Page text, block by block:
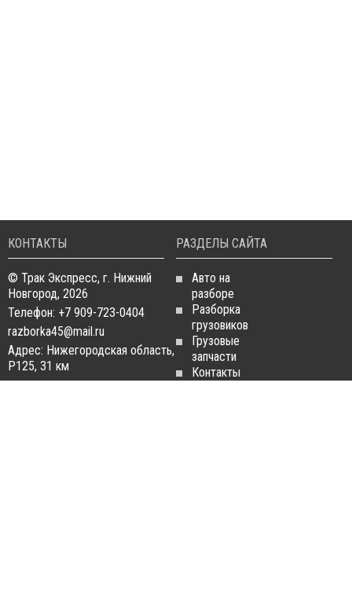
КОНТАКТЫ
© Трак Экспресс, г. Нижний
Новгород, 2026
Телефон: +7 909-723-0404
razborka45@mail.ru
Адрес: Нижегородская область,
Р125, 31 км
РАЗДЕЛЫ САЙТА
Авто на
разборе
Разборка
грузовиков
Грузовые
запчасти
Контакты